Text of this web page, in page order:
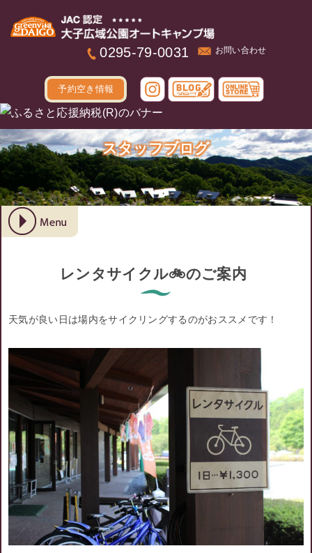
0295-79-0031 お問い合わせ
予約空き情報
スタッフブログ
レンタサイクル🚲のご案内
天気が良い日は場内をサイクリングするのがおススメです！